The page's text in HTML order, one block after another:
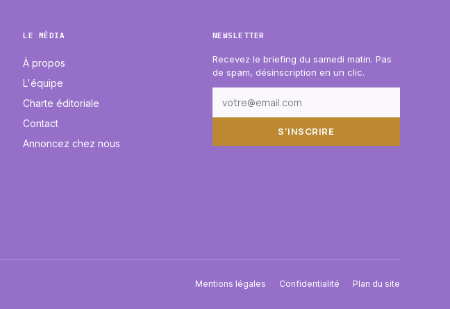
LE MÉDIA
À propos
L'équipe
Charte éditoriale
Contact
Annoncez chez nous
NEWSLETTER
Recevez le briefing du samedi matin. Pas
de spam, désinscription en un clic.
S'INSCRIRE
Mentions légales Confidentialité Plan du site